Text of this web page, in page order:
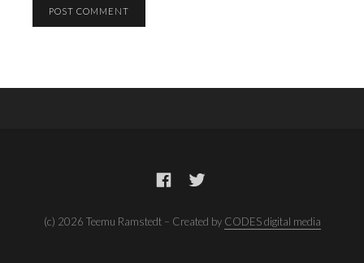
(c) 2026 Teemu Ramstedt – Created by CODES digital media